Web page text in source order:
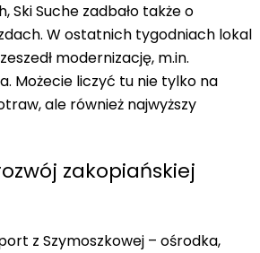
Ski Suche zadbało także o
W ostatnich tygodniach lokal
modernizację, m.in.
Możecie liczyć tu nie tylko na
ale również najwyższy
zakopiańskiej
z Szymoszkowej – ośrodka,